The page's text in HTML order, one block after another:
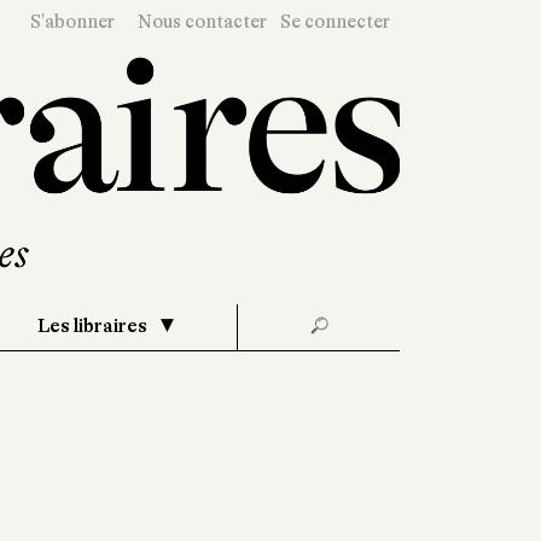
S'abonner Nous contacter Se connecter
Les libraires 🔎